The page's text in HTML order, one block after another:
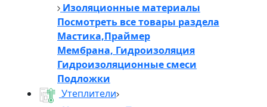
Изоляционные материалы
Посмотреть все товары раздела
Мастика,Праймер
Мембрана, Гидроизоляция
Гидроизоляционные смеси
Подложки
Утеплители